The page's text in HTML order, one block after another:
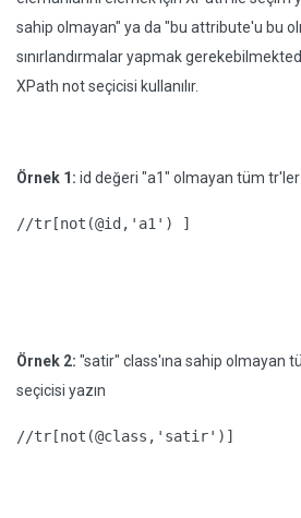
sahip olmayan" ya da "bu attribute'u bu
sınırlandırmalar yapmak
XPath not seçicisi kullanılır.
Örnek 1: id değeri "a1" olmayan tüm tr'ler
//tr[not(@id,'a1') ]
Örnek 2: "satir" class'ına sahip olmayan
seçicisi yazın
//tr[not(@class,'satir')]